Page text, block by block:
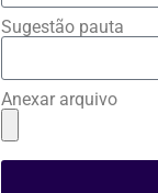
Sugestão pauta
Anexar arquivo